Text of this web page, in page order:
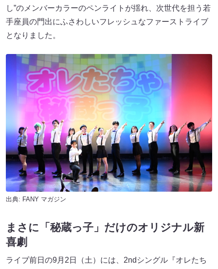
し”のメンバーカラーのペンライトが揺れ、次世代を担う若
手座員の門出にふさわしいフレッシュなファーストライブ
となりました。
出典: FANY マガジン
まさに「秘蔵っ子」だけのオリジナル新
喜劇
ライブ前日の9月2日（土）には、2ndシングル『オレたち